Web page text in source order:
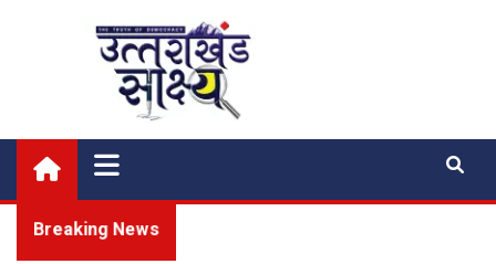
Uttarakhand Shakshya
My News Portal
Breaking News